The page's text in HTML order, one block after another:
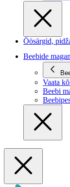
Öösärgid,
Beebide
Vaata
Beebi